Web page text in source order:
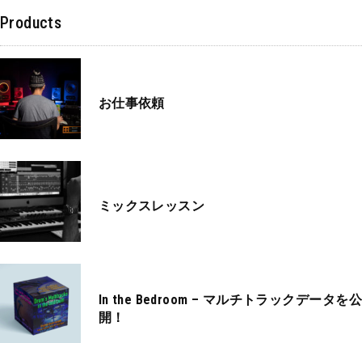
Products
お仕事依頼
ミックスレッスン
In the Bedroom – マルチトラックデータを公
開！